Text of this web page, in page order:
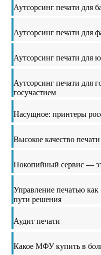
Аутсорсинг печати для
Аутсорсинг печати для
Аутсорсинг печати для
Аутсорсинг печати для
госучастием
Насущное: принтеры
Высокое качество
Покопийный сервис —
Управление печатью
пути решения
Аудит печати
Какое МФУ купить в